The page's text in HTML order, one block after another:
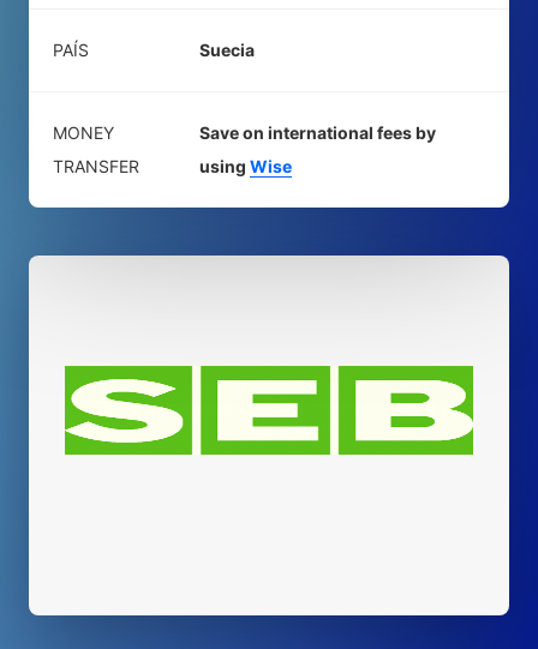
PAÍS Suecia
MONEY
TRANSFER
Save on international fees by
using Wise